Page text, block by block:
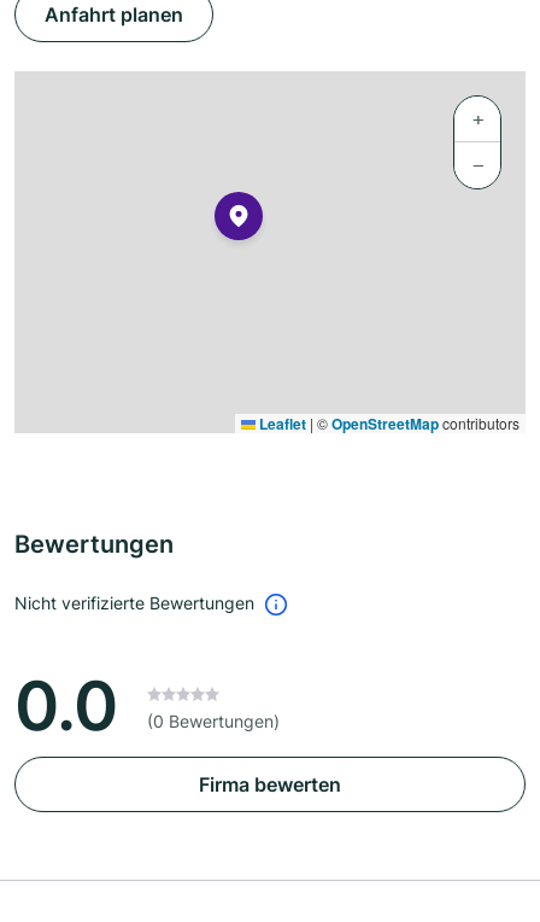
Anfahrt planen
+
−
Leaflet | ©OpenStreetMapcontributors
Bewertungen
Nicht verifizierte Bewertungen
0.0 (0 Bewertungen)
Firma bewerten